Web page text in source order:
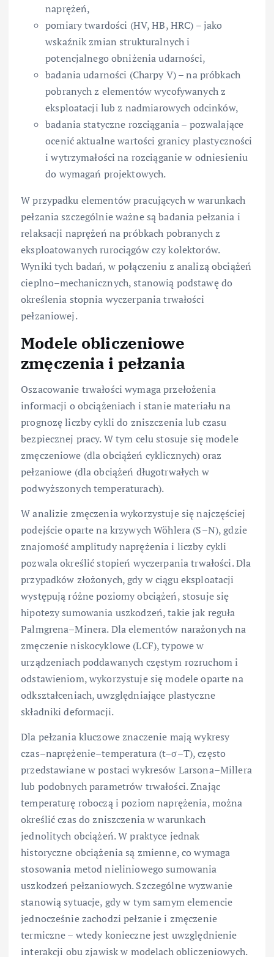
naprężeń,
pomiary twardości (HV, HB, HRC) – jako
wskaźnik zmian strukturalnych i
potencjalnego obniżenia udarności,
badania udarności (Charpy V) – na próbkach
pobranych z elementów wycofywanych z
eksploatacji lub z nadmiarowych odcinków,
badania statyczne rozciągania – pozwalające
ocenić aktualne wartości granicy plastyczności
i wytrzymałości na rozciąganie w odniesieniu
do wymagań projektowych.
W przypadku elementów pracujących w warunkach
pełzania szczególnie ważne są badania pełzania i
relaksacji naprężeń na próbkach pobranych z
eksploatowanych rurociągów czy kolektorów.
Wyniki tych badań, w połączeniu z analizą obciążeń
cieplno–mechanicznych, stanowią podstawę do
określenia stopnia wyczerpania trwałości
pełzaniowej.
Modele obliczeniowe
zmęczenia i pełzania
Oszacowanie trwałości wymaga przełożenia
informacji o obciążeniach i stanie materiału na
prognozę liczby cykli do zniszczenia lub czasu
bezpiecznej pracy. W tym celu stosuje się modele
zmęczeniowe (dla obciążeń cyklicznych) oraz
pełzaniowe (dla obciążeń długotrwałych w
podwyższonych temperaturach).
W analizie zmęczenia wykorzystuje się najczęściej
podejście oparte na krzywych Wöhlera (S–N), gdzie
znajomość amplitudy naprężenia i liczby cykli
pozwala określić stopień wyczerpania trwałości. Dla
przypadków złożonych, gdy w ciągu eksploatacji
występują różne poziomy obciążeń, stosuje się
hipotezy sumowania uszkodzeń, takie jak reguła
Palmgrena–Minera. Dla elementów narażonych na
zmęczenie niskocyklowe (LCF), typowe w
urządzeniach poddawanych częstym rozruchom i
odstawieniom, wykorzystuje się modele oparte na
odkształceniach, uwzględniające plastyczne
składniki deformacji.
Dla pełzania kluczowe znaczenie mają wykresy
czas–naprężenie–temperatura (t–σ–T), często
przedstawiane w postaci wykresów Larsona–Millera
lub podobnych parametrów trwałości. Znając
temperaturę roboczą i poziom naprężenia, można
określić czas do zniszczenia w warunkach
jednolitych obciążeń. W praktyce jednak
historyczne obciążenia są zmienne, co wymaga
stosowania metod nieliniowego sumowania
uszkodzeń pełzaniowych. Szczególne wyzwanie
stanowią sytuacje, gdy w tym samym elemencie
jednocześnie zachodzi pełzanie i zmęczenie
termiczne – wtedy konieczne jest uwzględnienie
interakcji obu zjawisk w modelach obliczeniowych.